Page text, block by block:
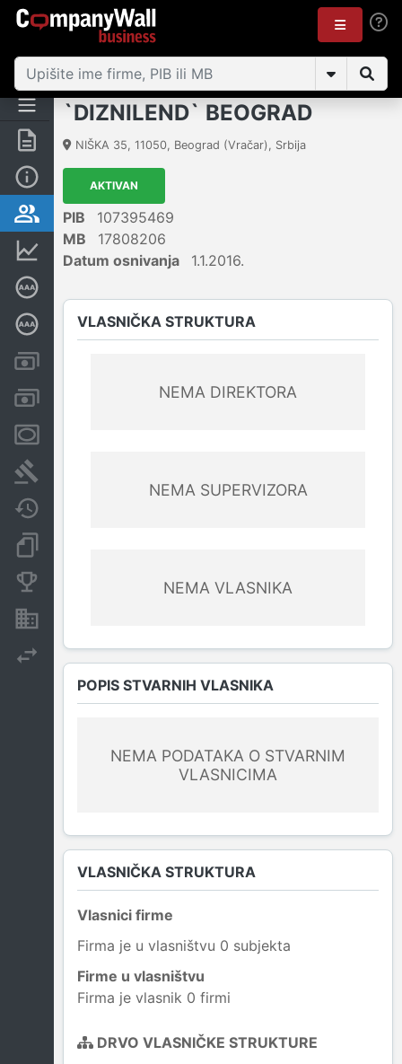
Rezime
Vlasnička struktura
Dubinska bonitetna ocena
Konkurentske kompanije
`DIZNILEND` BEOGRAD
NIŠKA 35, 11050, Beograd (Vračar), Srbija
AKTIVAN
PIB
107395469
MB
17808206
Datum osnivanja
1.1.2016.
VLASNIČKA STRUKTURA
NEMA DIREKTORA
NEMA SUPERVIZORA
NEMA VLASNIKA
POPIS STVARNIH VLASNIKA
NEMA PODATAKA O STVARNIM
VLASNICIMA
VLASNIČKA STRUKTURA
Vlasnici firme
Firma je u vlasništvu 0 subjekta
Firme u vlasništvu
Firma je vlasnik 0 firmi
DRVO VLASNIČKE STRUKTURE